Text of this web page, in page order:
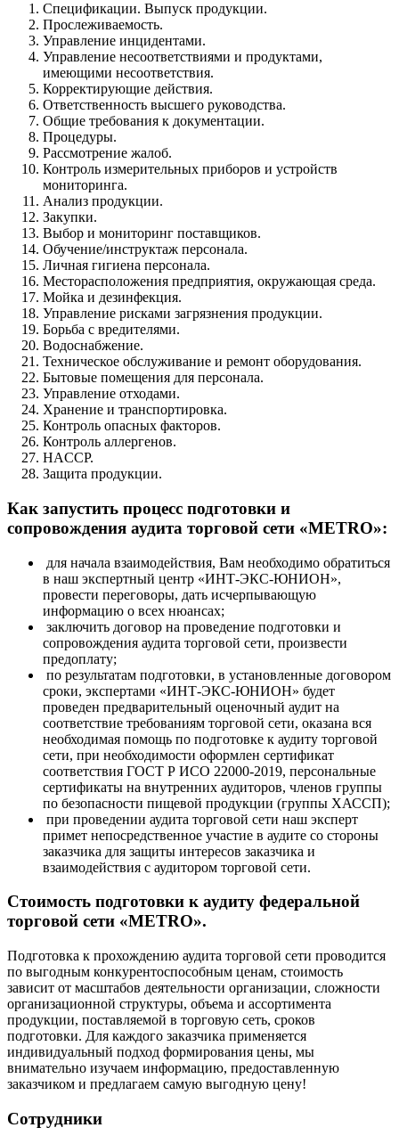
Спецификации. Выпуск продукции.
Прослеживаемость.
Управление инцидентами.
Управление несоответствиями и продуктами,
имеющими несоответствия.
Корректирующие действия.
Ответственность высшего руководства.
Общие требования к документации.
Процедуры.
Рассмотрение жалоб.
Контроль измерительных приборов и устройств
мониторинга.
Анализ продукции.
Закупки.
Выбор и мониторинг поставщиков.
Обучение/инструктаж персонала.
Личная гигиена персонала.
Месторасположения предприятия, окружающая среда.
Мойка и дезинфекция.
Управление рисками загрязнения продукции.
Борьба с вредителями.
Водоснабжение.
Техническое обслуживание и ремонт оборудования.
Бытовые помещения для персонала.
Управление отходами.
Хранение и транспортировка.
Контроль опасных факторов.
Контроль аллергенов.
HACCP.
Защита продукции.
Как запустить процесс подготовки и
сопровождения аудита торговой сети «METRO»:
для начала взаимодействия, Вам необходимо обратиться
в наш экспертный центр «ИНТ-ЭКС-ЮНИОН»,
провести переговоры, дать исчерпывающую
информацию о всех нюансах;
заключить договор на проведение подготовки и
сопровождения аудита торговой сети, произвести
предоплату;
по результатам подготовки, в установленные договором
сроки, экспертами «ИНТ-ЭКС-ЮНИОН» будет
проведен предварительный оценочный аудит на
соответствие требованиям торговой сети, оказана вся
необходимая помощь по подготовке к аудиту торговой
сети, при необходимости оформлен сертификат
соответствия ГОСТ Р ИСО 22000-2019, персональные
сертификаты на внутренних аудиторов, членов группы
по безопасности пищевой продукции (группы ХАССП);
при проведении аудита торговой сети наш эксперт
примет непосредственное участие в аудите со стороны
заказчика для защиты интересов заказчика и
взаимодействия с аудитором торговой сети.
Стоимость подготовки к аудиту федеральной
торговой сети «METRO».
Подготовка к прохождению аудита торговой сети проводится
по выгодным конкурентоспособным ценам, стоимость
зависит от масштабов деятельности организации, сложности
организационной структуры, объема и ассортимента
продукции, поставляемой в торговую сеть, сроков
подготовки. Для каждого заказчика применяется
индивидуальный подход формирования цены, мы
внимательно изучаем информацию, предоставленную
заказчиком и предлагаем самую выгодную цену!
Сотрудники